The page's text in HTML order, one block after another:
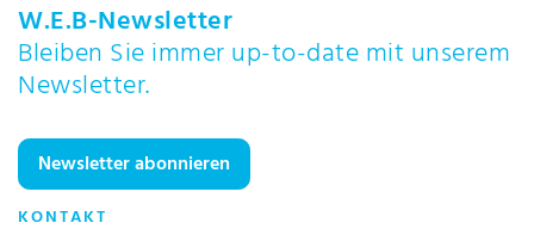
W.E.B-Newsletter
Bleiben Sie immer up-to-date mit unserem
Newsletter.
Newsletter abonnieren
KONTAKT